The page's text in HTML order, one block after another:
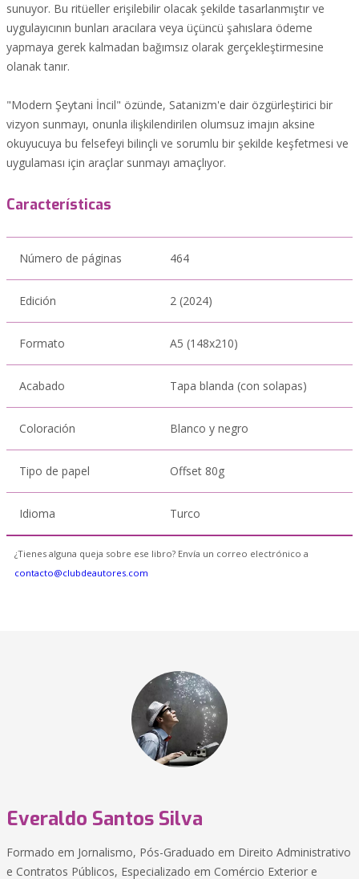
sunuyor. Bu ritüeller erişilebilir olacak şekilde tasarlanmıştır ve
uygulayıcının bunları aracılara veya üçüncü şahıslara ödeme
yapmaya gerek kalmadan bağımsız olarak gerçekleştirmesine
olanak tanır.
"Modern Şeytani İncil" özünde, Satanizm'e dair özgürleştirici bir
vizyon sunmayı, onunla ilişkilendirilen olumsuz imajın aksine
okuyucuya bu felsefeyi bilinçli ve sorumlu bir şekilde keşfetmesi ve
uygulaması için araçlar sunmayı amaçlıyor.
Características
Número de páginas 464
Edición 2 (2024)
Formato A5 (148x210)
Acabado Tapa blanda (con solapas)
Coloración Blanco y negro
Tipo de papel Offset 80g
Idioma Turco
¿Tienes alguna queja sobre ese libro? Envía un correo electrónico a
contacto@clubdeautores.com
Everaldo Santos Silva
Formado em Jornalismo, Pós-Graduado em Direito Administrativo
e Contratos Públicos, Especializado em Comércio Exterior e